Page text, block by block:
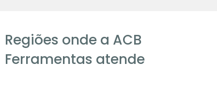
fornecedor no mercado. Pesquise por
avaliações e depoimentos de clientes
anteriores para ter uma ideia da qualidade
Regiões onde a ACB
Ferramentas atende